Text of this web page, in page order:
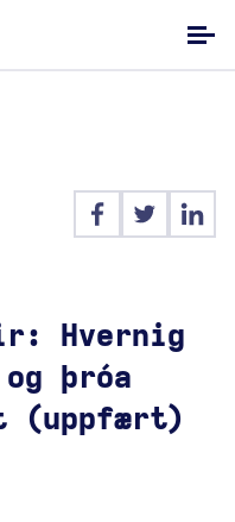
Hvernig
þróa
(uppfært)